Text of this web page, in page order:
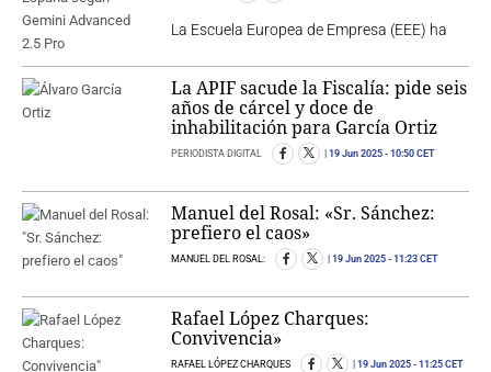
La Escuela Europea de Empresa (EEE) ha
La APIF sacude la Fiscalía: pide seis
años de cárcel y doce de
inhabilitación para García Ortiz
PERIODISTA DIGITAL 19 Jun 2025 - 10:50 CET
Manuel del Rosal: «Sr. Sánchez:
prefiero el caos»
MANUEL DEL ROSAL: 19 Jun 2025 - 11:23 CET
Rafael López Charques:
Convivencia»
RAFAEL LÓPEZ CHARQUES 19 Jun 2025 - 11:25 CET